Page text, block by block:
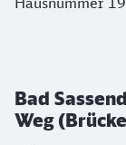
Bad
Weg